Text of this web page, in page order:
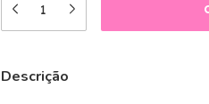
Descrição